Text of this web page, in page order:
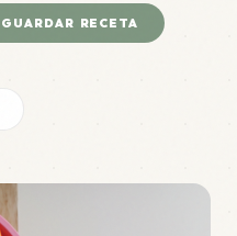
GUARDAR RECETA